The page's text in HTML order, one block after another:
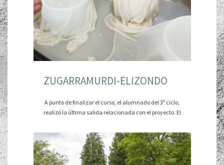
ZUGARRAMURDI-ELIZONDO
A punto de finalizar el curso, el alumnado del 3º ciclo,
realizó la última salida relacionada con el proyecto. El